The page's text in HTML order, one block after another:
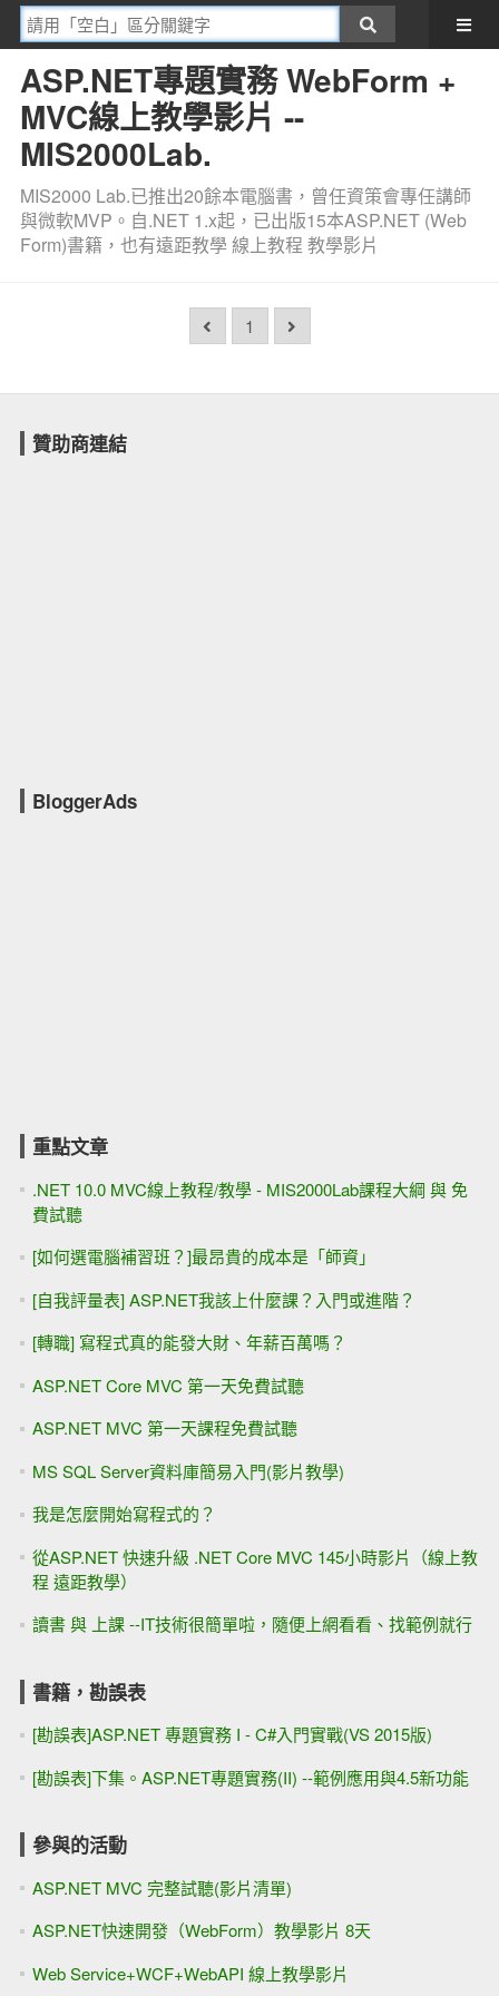
ASP.NET專題實務 WebForm +
MVC線上教學影片 --
MIS2000Lab.
MIS2000 Lab.已推出20餘本電腦書，曾任資策會專任講師
與微軟MVP。自.NET 1.x起，已出版15本ASP.NET (Web
Form)書籍，也有遠距教學 線上教程 教學影片
1
贊助商連結
BloggerAds
重點文章
.NET 10.0 MVC線上教程/教學 - MIS2000Lab課程大綱 與 免
費試聽
[如何選電腦補習班？]最昂貴的成本是「師資」
[自我評量表] ASP.NET我該上什麼課？入門或進階？
[轉職] 寫程式真的能發大財、年薪百萬嗎？
ASP.NET Core MVC 第一天免費試聽
ASP.NET MVC 第一天課程免費試聽
MS SQL Server資料庫簡易入門(影片教學)
我是怎麼開始寫程式的？
從ASP.NET 快速升級 .NET Core MVC 145小時影片（線上教
程 遠距教學）
讀書 與 上課 --IT技術很簡單啦，隨便上網看看、找範例就行
書籍，勘誤表
[勘誤表]ASP.NET 專題實務 I - C#入門實戰(VS 2015版)
[勘誤表]下集。ASP.NET專題實務(II) --範例應用與4.5新功能
參與的活動
ASP.NET MVC 完整試聽(影片清單)
ASP.NET快速開發（WebForm）教學影片 8天
Web Service+WCF+WebAPI 線上教學影片